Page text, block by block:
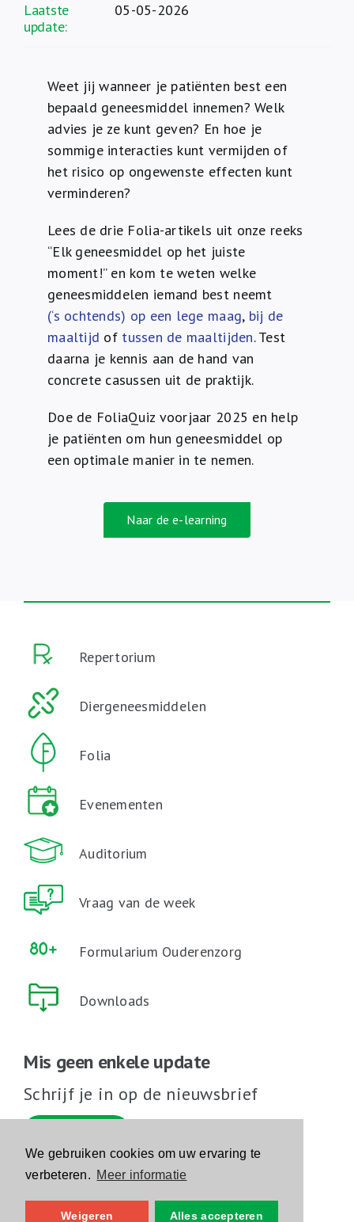
We gebruiken cookies om uw ervaring te
verbeteren. Meer informatie
Weigeren Alles accepteren
Laatste
update:
05-05-2026
Weet jij wanneer je patiënten best een
bepaald geneesmiddel innemen? Welk
advies je ze kunt geven? En hoe je
sommige interacties kunt vermijden of
het risico op ongewenste effecten kunt
verminderen?
Lees de drie Folia-artikels uit onze reeks
“Elk geneesmiddel op het juiste
moment!” en kom te weten welke
geneesmiddelen iemand best neemt
(‘s ochtends) op een lege maag, bij de
maaltijd of tussen de maaltijden. Test
daarna je kennis aan de hand van
concrete casussen uit de praktijk.
Doe de FoliaQuiz voorjaar 2025 en help
je patiënten om hun geneesmiddel op
een optimale manier in te nemen.
Naar de e-learning
Repertorium
Diergeneesmiddelen
Folia
Evenementen
Auditorium
Vraag van de week
Formularium Ouderenzorg
Downloads
Mis geen enkele update
Schrijf je in op de nieuwsbrief
Volg ons op sociale media